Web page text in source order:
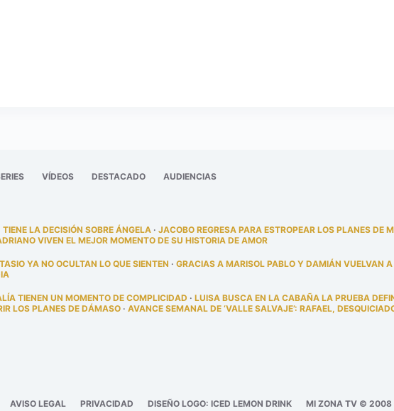
VÍDEOS DESTACADO AUDIENCIAS
LA DECISIÓN SOBRE ÁNGELA ·JACOBO REGRESA PARA ESTROPEAR LOS PLANES DE
VIVEN EL MEJOR MOMENTO DE SU HISTORIA DE AMOR
YA NO OCULTAN LO QUE SIENTEN ·GRACIAS A MARISOL PABLO Y DAMIÁN VUELVAN A
TIENEN UN MOMENTO DE COMPLICIDAD ·LUISA BUSCA EN LA CABAÑA LA PRUEBA
LOS PLANES DE DÁMASO ·AVANCE SEMANAL DE ‘VALLE SALVAJE’: RAFAEL,
AVISO LEGAL PRIVACIDAD DISEÑO LOGO: ICED LEMON DRINK MI ZONA TV © 2008